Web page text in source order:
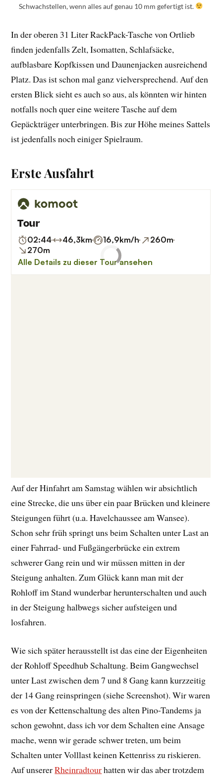
Schwachstellen, wenn alles auf genau 10 mm gefertigt ist.
In der oberen 31 Liter RackPack-Tasche von Ortlieb
finden jedenfalls Zelt, Isomatten, Schlafsäcke,
aufblasbare Kopfkissen und Daunenjacken ausreichend
Platz. Das ist schon mal ganz vielversprechend. Auf den
ersten Blick sieht es auch so aus, als könnten wir hinten
notfalls noch quer eine weitere Tasche auf dem
Gepäckträger unterbringen. Bis zur Höhe meines Sattels
ist jedenfalls noch einiger Spielraum.
Erste Ausfahrt
Auf der Hinfahrt am Samstag wählen wir absichtlich
eine Strecke, die uns über ein paar Brücken und kleinere
Steigungen führt (u.a. Havelchaussee am Wansee).
Schon sehr früh springt uns beim Schalten unter Last an
einer Fahrrad- und Fußgängerbrücke ein extrem
schwerer Gang rein und wir müssen mitten in der
Steigung anhalten. Zum Glück kann man mit der
Rohloff im Stand wunderbar herunterschalten und auch
in der Steigung halbwegs sicher aufsteigen und
losfahren.
Wie sich später herausstellt ist das eine der Eigenheiten
der Rohloff Speedhub Schaltung. Beim Gangwechsel
unter Last zwischen dem 7 und 8 Gang kann kurzzeitig
der 14 Gang reinspringen (siehe Screenshot). Wir waren
es von der Kettenschaltung des alten Pino-Tandems ja
schon gewohnt, dass ich vor dem Schalten eine Ansage
mache, wenn wir gerade schwer treten, um beim
Schalten unter Volllast keinen Kettenriss zu riskieren.
Auf unsererRheinradtourhatten wir das aber trotzdem